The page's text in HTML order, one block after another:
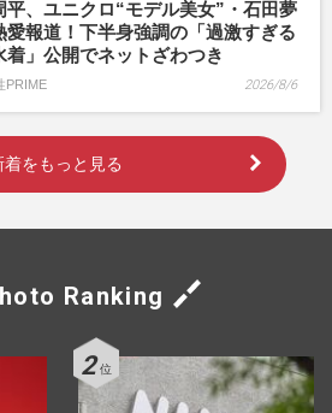
平、ユニクロ“モデル美女”・石田夢
愛報道！下半身強調の「過激すぎる
着」公開でネットざわつき
PRIME 2026/8/6
着をもっと見る
Ranking